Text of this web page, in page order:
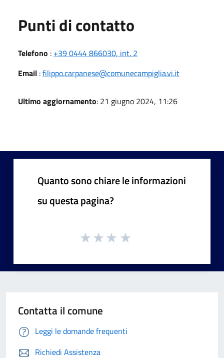
Punti di contatto
Telefono : +39 0444 866030, int. 2
Email :filippo.carpanese@comunecampiglia.vi.it
Ultimo aggiornamento: 21 giugno 2024, 11:26
Quanto sono chiare le informazioni
su questa pagina?
Contatta il comune
Leggi le domande frequenti
Richiedi Assistenza